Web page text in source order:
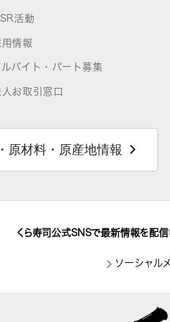
活動
用情報
ルバイト・パート募集
人お取引窓口
原材料・原産地情報
くら寿司公式SNSで最新情報を配信
ソーシャル